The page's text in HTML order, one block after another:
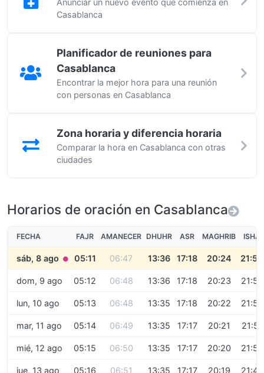
Anunciar un nuevo evento que comienza en
Casablanca
Planificador de reuniones para
Casablanca
Encontrar la mejor hora para una reunión
con personas en Casablanca
Zona horaria y diferencia horaria
Comparar la hora en Casablanca con otras
ciudades
Horarios de oración en Casablanca
FECHA FAJR AMANECER DHUHR ASR MAGHRIB ISHA
sáb, 8 ago ● 05:11 06:47 13:36 17:18 20:24 21:54
dom, 9 ago 05:12 06:48 13:36 17:18 20:23 21:53
lun, 10 ago 05:13 06:48 13:35 17:18 20:22 21:52
mar, 11 ago 05:14 06:49 13:35 17:17 20:21 21:51
mié, 12 ago 05:15 06:50 13:35 17:17 20:20 21:50
jue, 13 ago 05:16 06:51 13:35 17:17 20:19 21:49